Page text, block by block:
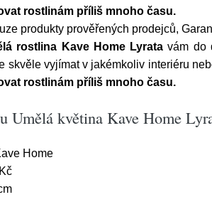
rostlinám příliš mnoho času.
produkty prověřených prodejců,
rostlina Kave Home Lyrata vám do
skvěle vyjímat v jakémkoliv interiéru
rostlinám příliš mnoho času.
Umělá květina Kave Home
Home